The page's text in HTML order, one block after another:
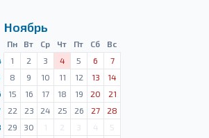
Ноябрь
Пн Вт Ср Чт Пт Сб
Вс
1 2 3 4 5 6
7
8 9 10 11 12 13
14
15 16 17 18 19 20
21
22 23 24 25 26 27
28
29 30 1 2 3 4
5